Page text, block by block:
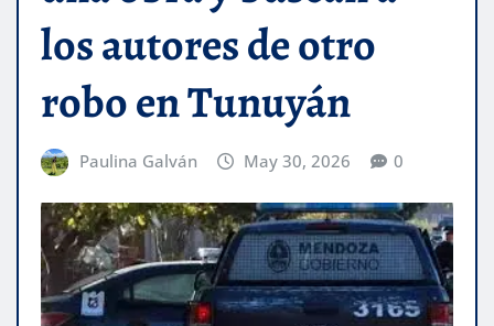
los autores de otro
robo en Tunuyán
Paulina Galván May 30, 2026 0